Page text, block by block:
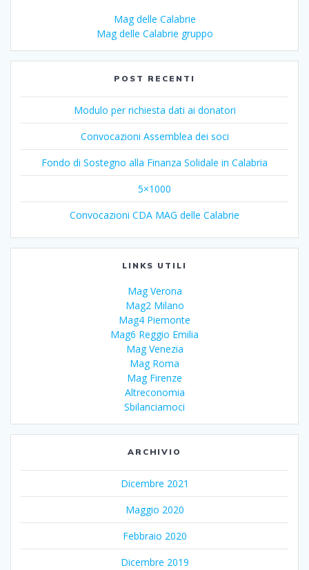
Mag delle Calabrie
Mag delle Calabrie gruppo
POST RECENTI
Modulo per richiesta dati ai donatori
Convocazioni Assemblea dei soci
Fondo di Sostegno alla Finanza Solidale in Calabria
5×1000
Convocazioni CDA MAG delle Calabrie
LINKS UTILI
Mag Verona
Mag2 Milano
Mag4 Piemonte
Mag6 Reggio Emilia
Mag Venezia
Mag Roma
Mag Firenze
Altreconomia
Sbilanciamoci
ARCHIVIO
Dicembre 2021
Maggio 2020
Febbraio 2020
Dicembre 2019